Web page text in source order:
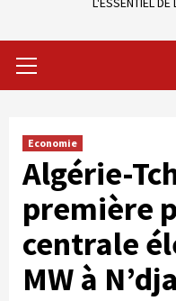
Menu
Economie
Algérie-
première
centrale
MW à